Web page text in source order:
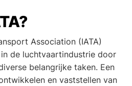
Association (IATA)
de luchtvaartindustrie door
belangrijke taken. Een
en vaststellen van